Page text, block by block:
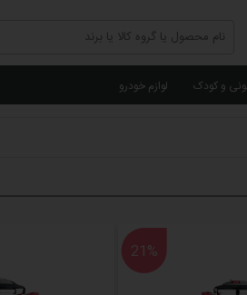
و کودک لوازم خودرو
21%